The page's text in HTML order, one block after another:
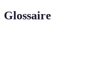
Glossaire